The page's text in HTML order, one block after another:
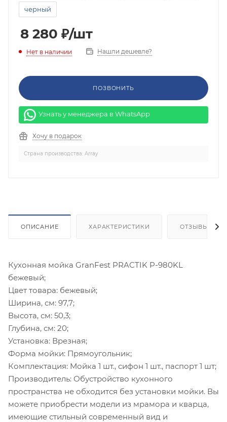
черный
8 280 ₽/шт
Нет в наличии Нашли дешевле?
ПОЗВОНИТЬ
Узнать у менеджера в WhatsApp
Хочу в подарок
Страна производства: Array
ОПИСАНИЕ ХАРАКТЕРИСТИКИ ОТЗЫВЫ
Кухонная мойка GranFest PRACTIK P-980KL
бежевый;
Цвет товара: бежевый;
Ширина, см: 97,7;
Высота, см: 50,3;
Глубина, см: 20;
Установка: Врезная;
Форма мойки: Прямоугольник;
Комплектация: Мойка 1 шт., сифон 1 шт., паспорт 1 шт;
Производитель: Обустройство кухонного
пространства не обходится без установки мойки. Вы
можете приобрести модели из мрамора и кварца,
имеющие стильный современный вид и